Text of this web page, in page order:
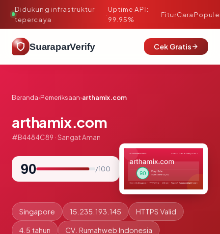
Didukung infrastruktur
tepercaya
·
Uptime API:
99.95%
FiturCara
SuaraparVerify Cek Gratis
Beranda›Pemeriksaan›arthamix.com
arthamix.com
#B4484C89 · Sangat Aman
90 / 100
Singapore 15.235.193.145 HTTPS Valid
4.5 tahun CV. Rumahweb Indonesia